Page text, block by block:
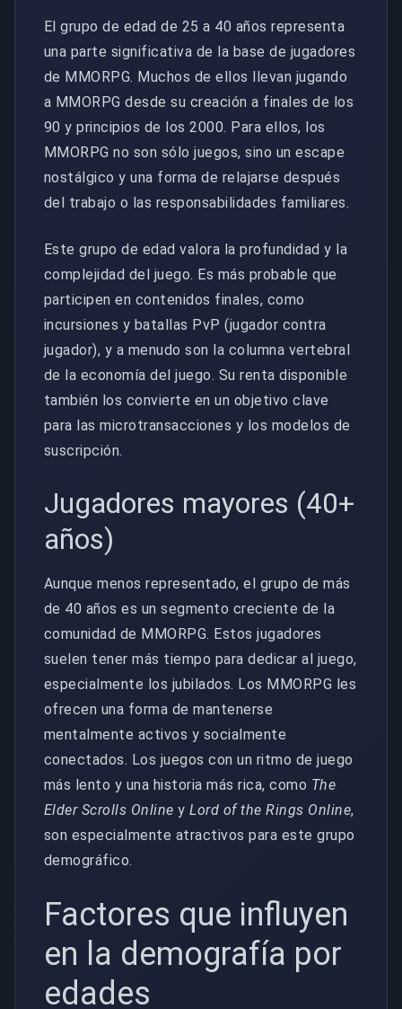
El grupo de edad de 25 a 40 años representa
una parte significativa de la base de jugadores
de MMORPG. Muchos de ellos llevan jugando
a MMORPG desde su creación a finales de los
90 y principios de los 2000. Para ellos, los
MMORPG no son sólo juegos, sino un escape
nostálgico y una forma de relajarse después
del trabajo o las responsabilidades familiares.
Este grupo de edad valora la profundidad y la
complejidad del juego. Es más probable que
participen en contenidos finales, como
incursiones y batallas PvP (jugador contra
jugador), y a menudo son la columna vertebral
de la economía del juego. Su renta disponible
también los convierte en un objetivo clave
para las microtransacciones y los modelos de
suscripción.
Jugadores mayores (40+
años)
Aunque menos representado, el grupo de más
de 40 años es un segmento creciente de la
comunidad de MMORPG. Estos jugadores
suelen tener más tiempo para dedicar al juego,
especialmente los jubilados. Los MMORPG les
ofrecen una forma de mantenerse
mentalmente activos y socialmente
conectados. Los juegos con un ritmo de juego
más lento y una historia más rica, como The
Elder Scrolls Online yLord of the Rings Online,
son especialmente atractivos para este grupo
demográfico.
Factores que influyen
en la demografía por
edades